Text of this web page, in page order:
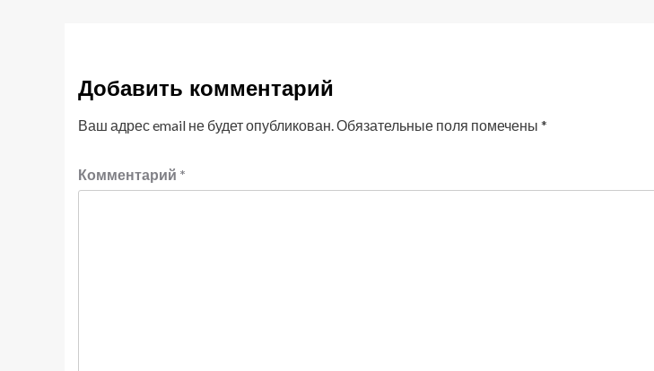
Добавить комментарий
Ваш адрес email не будет опубликован.Обязательные поля помечены *
Комментарий *